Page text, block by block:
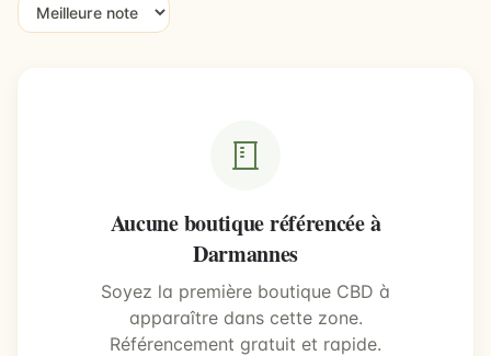
Aucune boutique référencée à
Darmannes
Soyez la première boutique CBD à
apparaître dans cette zone.
Référencement gratuit et rapide.